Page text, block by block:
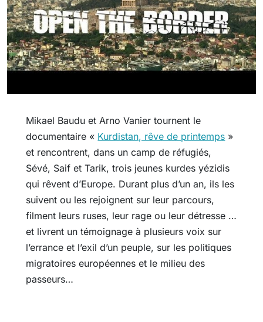
Mikael Baudu et Arno Vanier tournent le
documentaire « Kurdistan, rêve de printemps »
et rencontrent, dans un camp de réfugiés,
Sévé, Saif et Tarik, trois jeunes kurdes yézidis
qui rêvent d’Europe. Durant plus d’un an, ils les
suivent ou les rejoignent sur leur parcours,
filment leurs ruses, leur rage ou leur détresse …
et livrent un témoignage à plusieurs voix sur
l’errance et l’exil d’un peuple, sur les politiques
migratoires européennes et le milieu des
passeurs…